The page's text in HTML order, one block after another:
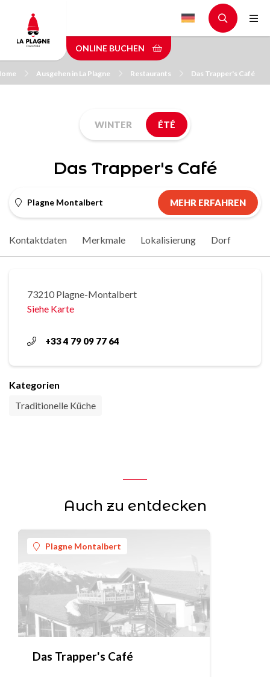
main
content
ONLINE BUCHEN
Ausgehen in La Plagne Restaurants Das Trapper's Café
WINTER ÉTÉ
Das Trapper's Café
Plagne Montalbert MEHR ERFAHREN
Kontaktdaten Merkmale Lokalisierung Dorf
73210 Plagne-Montalbert
Siehe Karte
+33 4 79 09 77 64
Kategorien
Traditionelle Küche
Auch zu entdecken
Plagne Montalbert
Das Trapper's Café